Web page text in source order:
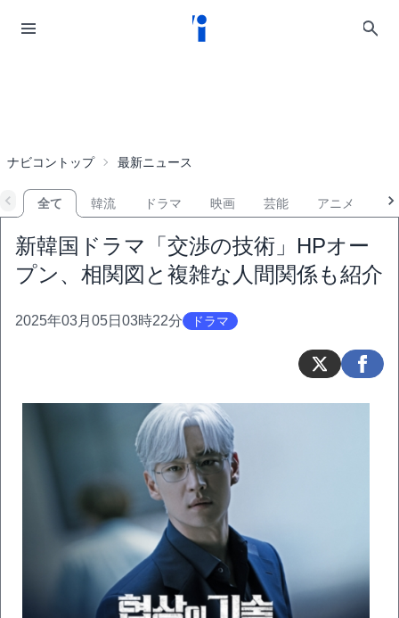
ナビコントップ 最新ニュース
全て 韓流 ドラマ 映画 芸能 アニメ
新韓国ドラマ「交渉の技術」HPオー
プン、相関図と複雑な人間関係も紹介
2025年03月05日03時22分 ドラマ